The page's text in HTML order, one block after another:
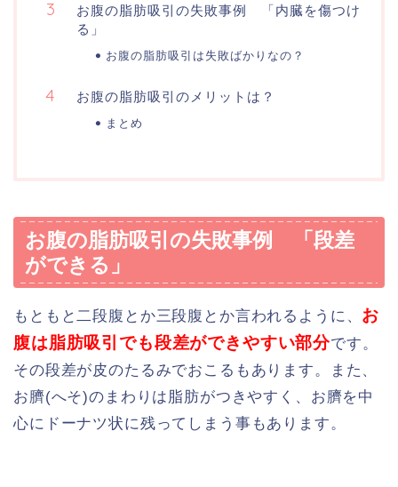
お腹の脂肪吸引の失敗事例 「内臓を傷つけ
る」
お腹の脂肪吸引は失敗ばかりなの？
お腹の脂肪吸引のメリットは？
まとめ
お腹の脂肪吸引の失敗事例 「段差
ができる」
もともと二段腹とか三段腹とか言われるように、 お
腹は脂肪吸引でも段差ができやすい部分です。
その段差が皮のたるみでおこるもあります。また、
お臍(へそ)のまわりは脂肪がつきやすく、お臍を中
心にドーナツ状に残ってしまう事もあります。